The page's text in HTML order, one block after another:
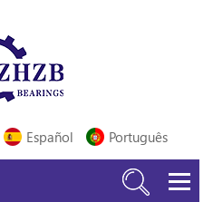
Español Português